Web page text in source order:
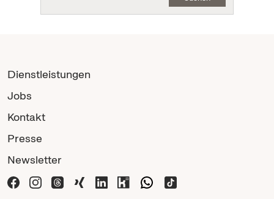
Dienstleistungen
Jobs
Kontakt
Presse
Newsletter